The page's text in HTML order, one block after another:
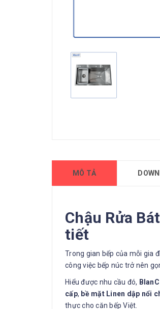
MÔ TẢ
Chậu Rửa
tiết
Trong gian bếp của mỗi gia
công việc bếp núc trở nên
Hiểu được nhu cầu đó, BlanC
cấp, bề mặt Linen dập nổi
thực cho căn bếp Việt.